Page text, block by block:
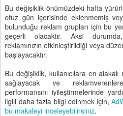
Bu değişiklik önümüzdeki hafta
otuz gün içerisinde eklenmemiş
bulunduğu reklam grupları için bu
geçerli olacaktır. Aksi
reklamınızın etkinleştirildiği veya
başlayacaktır.
Bu değişiklik, kullanıcılara en
sağlayacak ve
performansını iyileştirmelerinde
ilgili daha fazla bilgi edinmek için,
bu makaleyi inceleyebilirsiniz.